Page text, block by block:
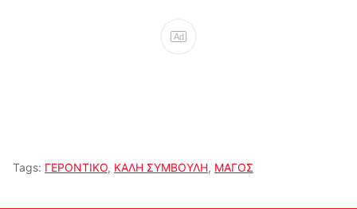
Ad
Tags: ΓΕΡΟΝΤΙΚΟ, ΚΑΛΗ ΣΥΜΒΟΥΛΗ, ΜΑΓΟΣ